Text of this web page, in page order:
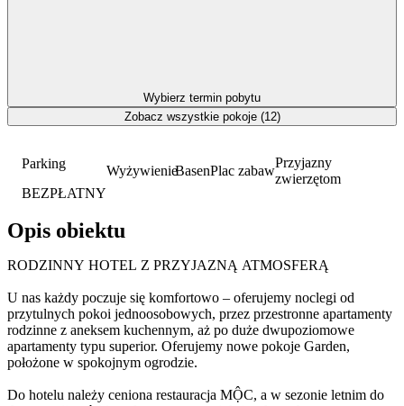
Parking
BEZPŁATNY
WyżywienieBasenPlac zabaw
Przyjazny
zwierzętom
Opis obiektu
RODZINNY HOTEL Z PRZYJAZNĄ ATMOSFERĄ
U nas każdy poczuje się komfortowo – oferujemy noclegi od
przytulnych pokoi jednoosobowych, przez przestronne apartamenty
rodzinne z aneksem kuchennym, aż po duże dwupoziomowe
apartamenty typu superior. Oferujemy nowe pokoje Garden,
położone w spokojnym ogrodzie.
Do hotelu należy ceniona restauracja MỘC, a w sezonie letnim do
Wybierz termin pobytu
Zobacz wszystkie pokoje (12)